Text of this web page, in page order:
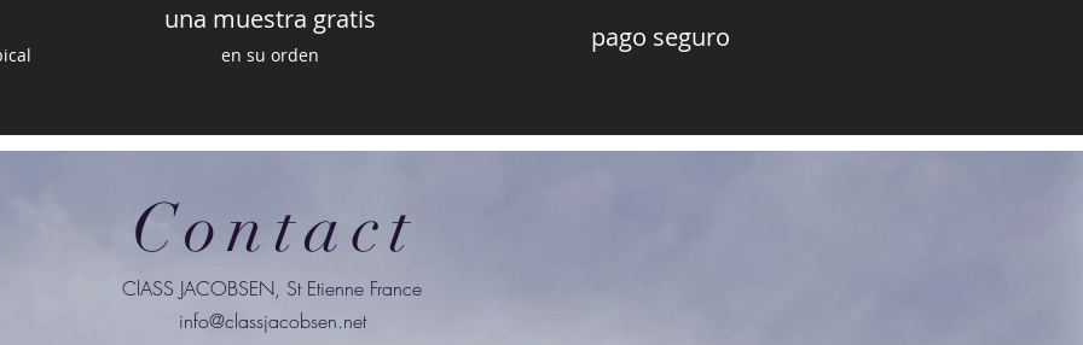
una muestra gratis
en su orden
pago seguro
Contact
ClASS JACOBSEN, St Etienne France
info@classjacobsen.net